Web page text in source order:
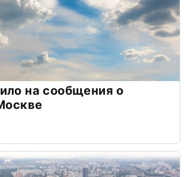
на сообщения о